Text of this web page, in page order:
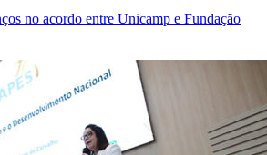
no acordo entre Unicamp e Fundação